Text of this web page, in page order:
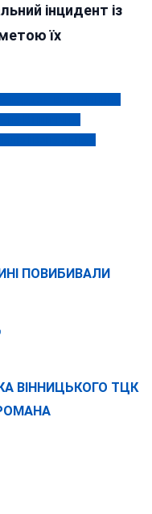
інцидент із
їх
ПОВИБИВАЛИ
ВІННИЦЬКОГО ТЦК